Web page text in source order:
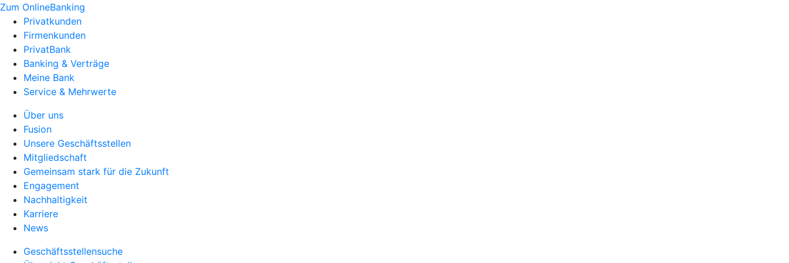
Zum OnlineBanking
Privatkunden
Firmenkunden
PrivatBank
Banking & Verträge
Meine Bank
Service & Mehrwerte
Über uns
Fusion
Unsere Geschäftsstellen
Mitgliedschaft
Gemeinsam stark für die Zukunft
Engagement
Nachhaltigkeit
Karriere
News
Geschäftsstellensuche